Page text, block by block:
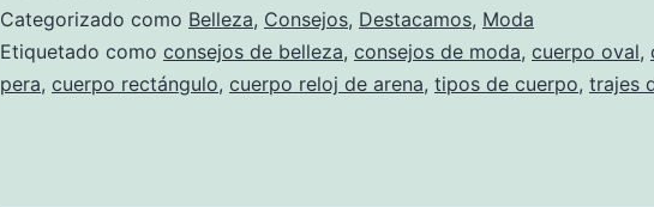
Categorizado como Belleza, Consejos, Destacamos, Moda
Etiquetado como consejos de belleza, consejos de moda, cuerpo oval,
pera, cuerpo rectángulo, cuerpo reloj de arena, tipos de cuerpo, trajes